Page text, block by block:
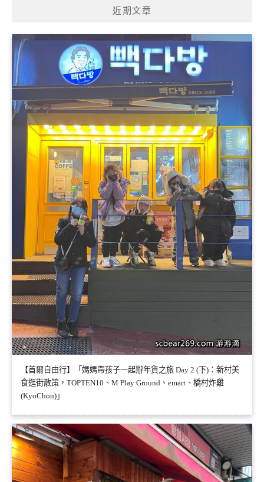
近期文章
【首爾自由行】「媽媽帶孩子一起辦年貨之旅 Day 2 (下)：新村美
食逛街散策，TOPTEN10、M Play Ground、emart、橋村炸雞
(KyoChon)」